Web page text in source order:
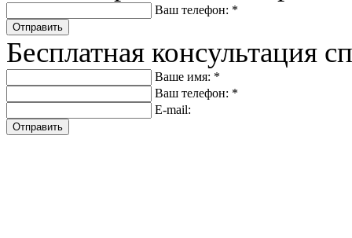
Ваш телефон: *
Отправить
Бесплатная консультация
Ваше имя: *
Ваш телефон: *
E-mail:
Отправить